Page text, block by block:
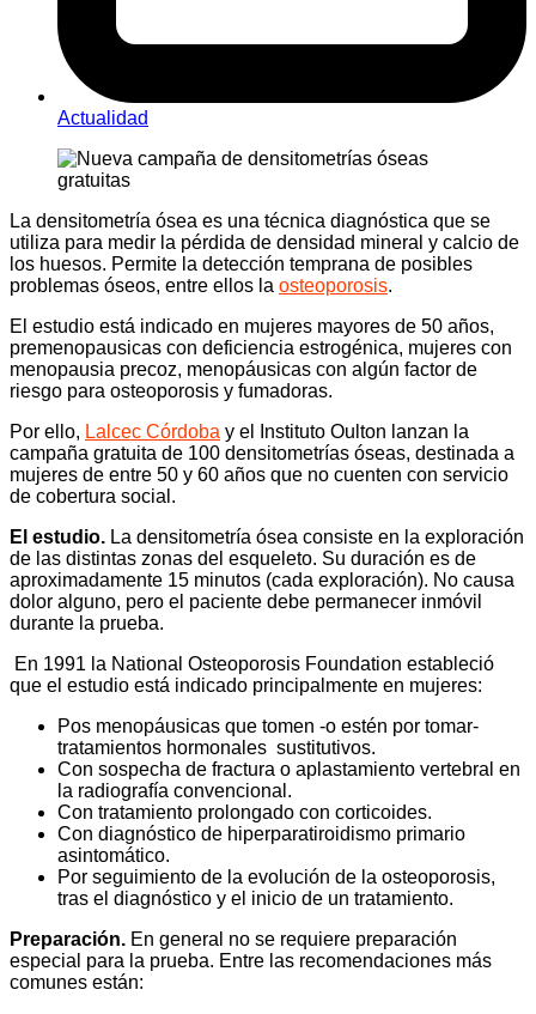
Actualidad
La densitometría ósea es una técnica diagnóstica que se
utiliza para medir la pérdida de densidad mineral y calcio de
los huesos. Permite la detección temprana de posibles
problemas óseos, entre ellos la osteoporosis.
El estudio está indicado en mujeres mayores de 50 años,
premenopausicas con deficiencia estrogénica, mujeres con
menopausia precoz, menopáusicas con algún factor de
riesgo para osteoporosis y fumadoras.
Por ello, Lalcec Córdoba y el Instituto Oulton lanzan la
campaña gratuita de 100 densitometrías óseas, destinada a
mujeres de entre 50 y 60 años que no cuenten con servicio
de cobertura social.
El estudio. La densitometría ósea consiste en la exploración
de las distintas zonas del esqueleto. Su duración es de
aproximadamente 15 minutos (cada exploración). No causa
dolor alguno, pero el paciente debe permanecer inmóvil
durante la prueba.
En 1991 la National Osteoporosis Foundation estableció
que el estudio está indicado principalmente en mujeres:
Pos menopáusicas que tomen -o estén por tomar-
tratamientos hormonales sustitutivos.
Con sospecha de fractura o aplastamiento vertebral en
la radiografía convencional.
Con tratamiento prolongado con corticoides.
Con diagnóstico de hiperparatiroidismo primario
asintomático.
Por seguimiento de la evolución de la osteoporosis,
tras el diagnóstico y el inicio de un tratamiento.
Preparación. En general no se requiere preparación
especial para la prueba. Entre las recomendaciones más
comunes están: